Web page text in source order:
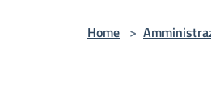
Home >